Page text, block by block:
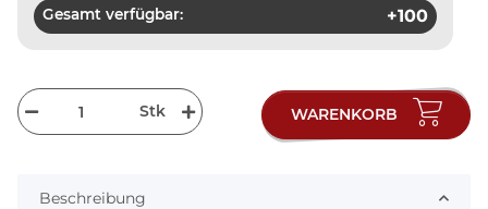
Gesamt verfügbar: +100
Stk WARENKORB
Beschreibung